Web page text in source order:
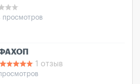
просмотров
1 отзыв